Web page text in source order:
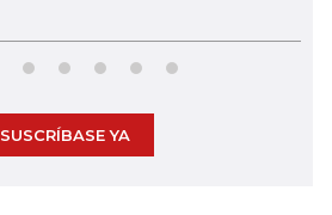
SUSCRÍBASE YA